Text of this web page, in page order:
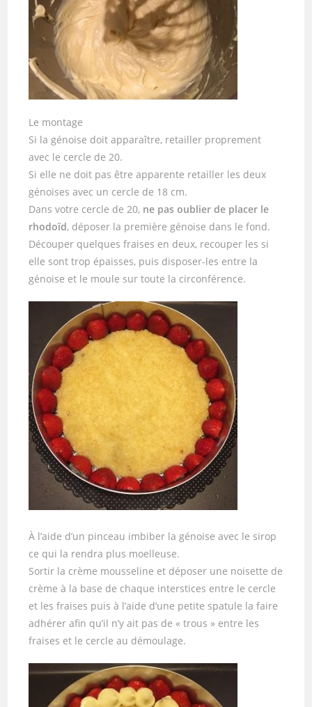
Le montage
Si la génoise doit apparaître, retailler proprement
avec le cercle de 20.
Si elle ne doit pas être apparente retailler les deux
génoises avec un cercle de 18 cm.
Dans votre cercle de 20, ne pas oublier de placer le
rhodoïd, déposer la première génoise dans le fond.
Découper quelques fraises en deux, recouper les si
elle sont trop épaisses, puis disposer-les entre la
génoise et le moule sur toute la circonférence.
À l’aide d’un pinceau imbiber la génoise avec le sirop
ce qui la rendra plus moelleuse.
Sortir la crème mousseline et déposer une noisette de
crème à la base de chaque interstices entre le cercle
et les fraises puis à l’aide d’une petite spatule la faire
adhérer afin qu’il n’y ait pas de « trous » entre les
fraises et le cercle au démoulage.